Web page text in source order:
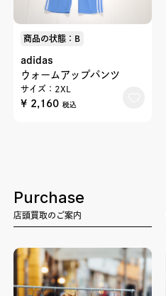
商品の状態：B
adidas
ウォームアップパンツ
サイズ：2XL
¥ 2,160 税込
Purchase
店頭買取のご案内